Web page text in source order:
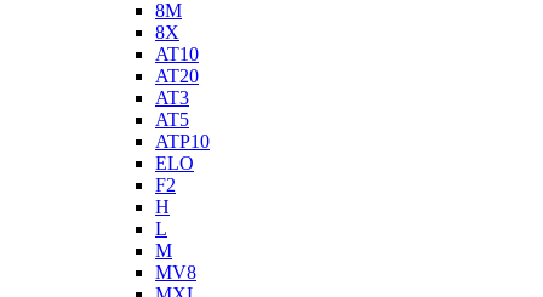
8M
8X
AT10
AT20
AT3
AT5
ATP10
ELO
F2
H
L
M
MV8